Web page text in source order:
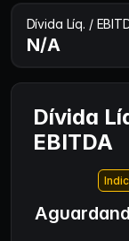
Dívida Líq. /
N/A
Dívida
EBITDA